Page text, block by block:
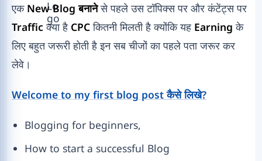
एक New Blog बनानेसे पहले उस टॉपिक्स पर और कंटेंट्स पर
Trafficक्या है CPCकितनी मिलती है क्योंकि यह Earning के
लिए बहुत जरूरी होती है इन सब चीजों का पहले पता जरूर कर
लेवे।
Welcome to my first blog post कैसे लिखे?
Blogging for beginners,
How to start a successful Blog